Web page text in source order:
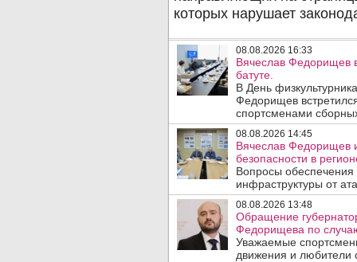
08.08.2026 16:33
Вячеслав Федорищев
батуте.
В День
Федорищев
спортсменами
08.08.2026 14:45
Вячеслав Федорищев
безопасности в
Вопросы обеспечения
инфраструктуры от
08.08.2026 13:48
Обращение
Федорищева по
Уважаемые
движения и любители